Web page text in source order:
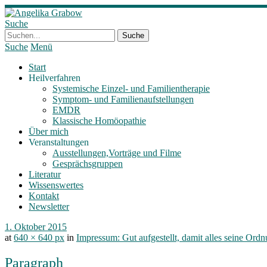
Suche
Suche Menü
Start
Heilverfahren
Systemische Einzel- und Familientherapie
Symptom- und Familienaufstellungen
EMDR
Klassische Homöopathie
Über mich
Veranstaltungen
Ausstellungen,Vorträge und Filme
Gesprächsgruppen
Literatur
Wissenswertes
Kontakt
Newsletter
1. Oktober 2015
at 640 × 640 px in Impressum: Gut aufgestellt, damit alles seine
Paragraph